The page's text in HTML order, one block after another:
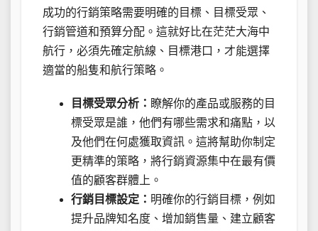
成功的行銷策略需要明確的目標、目標受眾、
行銷管道和預算分配。這就好比在茫茫大海中
航行，必須先確定航線、目標港口，才能選擇
適當的船隻和航行策略。
目標受眾分析： 瞭解你的產品或服務的目
標受眾是誰，他們有哪些需求和痛點，以
及他們在何處獲取資訊。這將幫助你制定
更精準的策略，將行銷資源集中在最有價
值的顧客群體上。
行銷目標設定： 明確你的行銷目標，例如
提升品牌知名度、增加銷售量、建立顧客